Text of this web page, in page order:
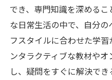
でき、専門知識を深める
な日常生活の中で、自分
フスタイルに合わせた学
ンタラクティブな教材や
し、疑問をすぐに解決で